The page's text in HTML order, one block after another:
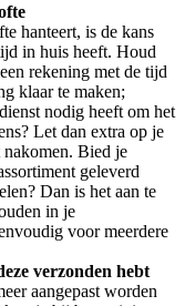
hanteert, is de kans
in huis heeft. Houd
rekening met de tijd
klaar te maken;
nodig heeft om het
Let dan extra op je
Bied je
geleverd
Dan is het aan te
in je
voor meerdere
verzonden hebt
aangepast worden